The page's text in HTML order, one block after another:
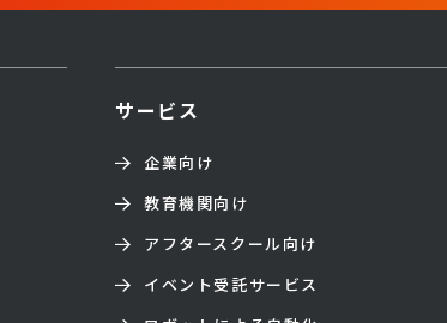
サービス
企業向け
教育機関向け
アフタースクール向け
イベント受託サービス